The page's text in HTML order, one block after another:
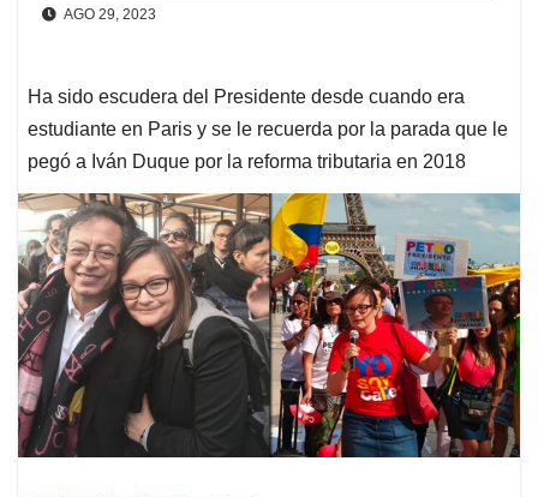
AGO 29, 2023
Ha sido escudera del Presidente desde cuando era
estudiante en Paris y se le recuerda por la parada que le
pegó a Iván Duque por la reforma tributaria en 2018